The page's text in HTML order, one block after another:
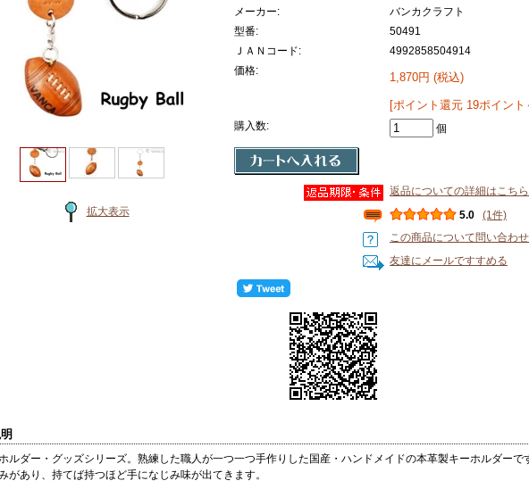
拡大表示
メーカー:
バンカクラフト
型番:
50491
ＪＡＮコード:
4992858504914
価格:
1,870円 (税込)
[ポイント還元 19ポイント
購入数: 個
返品についての詳細はこちら
5.0
(1件)
この商品について問い合わ
友達にメールですすめる
ルダー・グッズシリーズ。熟練した職人が一つ一つ手作りした国産・ハンドメイドの本革製キーホルダーで
があり、持てば持つほど手になじみ味が出てきます。